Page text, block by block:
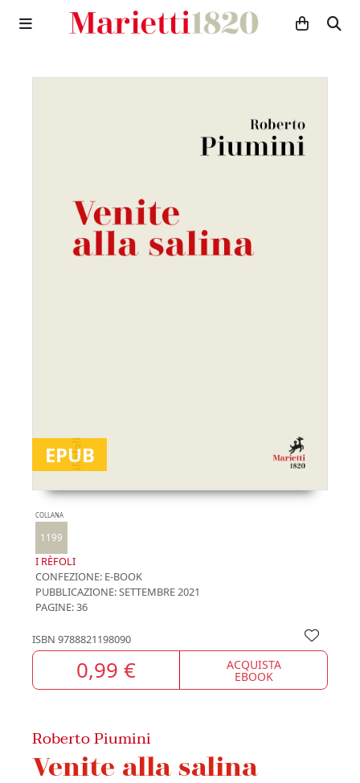
EPUB
COLLANA
1199
I RÈFOLI
CONFEZIONE: E-BOOK
PUBBLICAZIONE:SETTEMBRE 2021
PAGINE: 36
ISBN 9788821198090
0,99 € ACQUISTA
EBOOK
Roberto Piumini
Venite alla salina